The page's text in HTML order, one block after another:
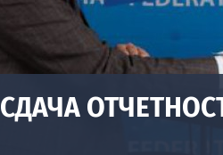
СДАЧА